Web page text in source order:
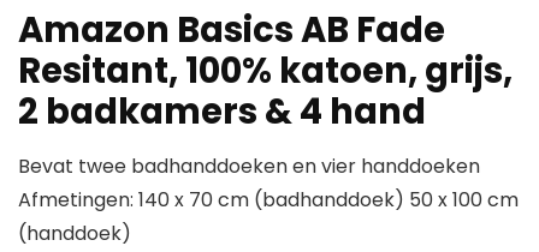
Amazon Basics AB Fade
Resitant, 100% katoen, grijs,
2 badkamers & 4 hand
Bevat twee badhanddoeken en vier handdoeken
Afmetingen: 140 x 70 cm (badhanddoek) 50 x 100 cm
(handdoek)